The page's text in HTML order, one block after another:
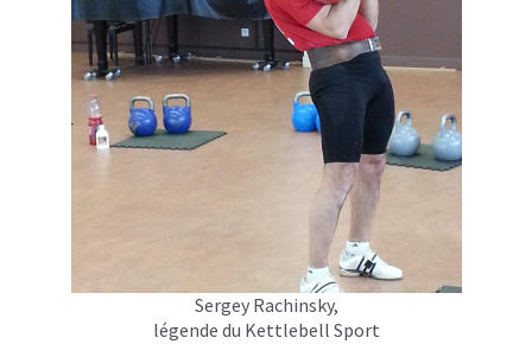
Sergey Rachinsky,
légende du Kettlebell Sport